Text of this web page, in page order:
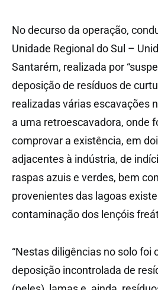
No decurso da operação,
Unidade Regional do Sul –
Santarém, realizada por
deposição de resíduos de
realizadas várias escavações
a uma retroescavadora, onde
comprovar a existência, em
adjacentes à indústria, de
raspas azuis e verdes, bem
provenientes das lagoas
contaminação dos lençóis
“Nestas diligências no solo foi
deposição incontrolada de